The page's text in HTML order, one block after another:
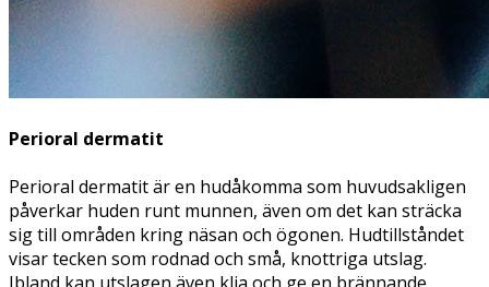
Perioral dermatit
Perioral dermatit är en hudåkomma som huvudsakligen
påverkar huden runt munnen, även om det kan sträcka
sig till områden kring näsan och ögonen. Hudtillståndet
visar tecken som rodnad och små, knottriga utslag.
Ibland kan utslagen även klia och ge en brännande